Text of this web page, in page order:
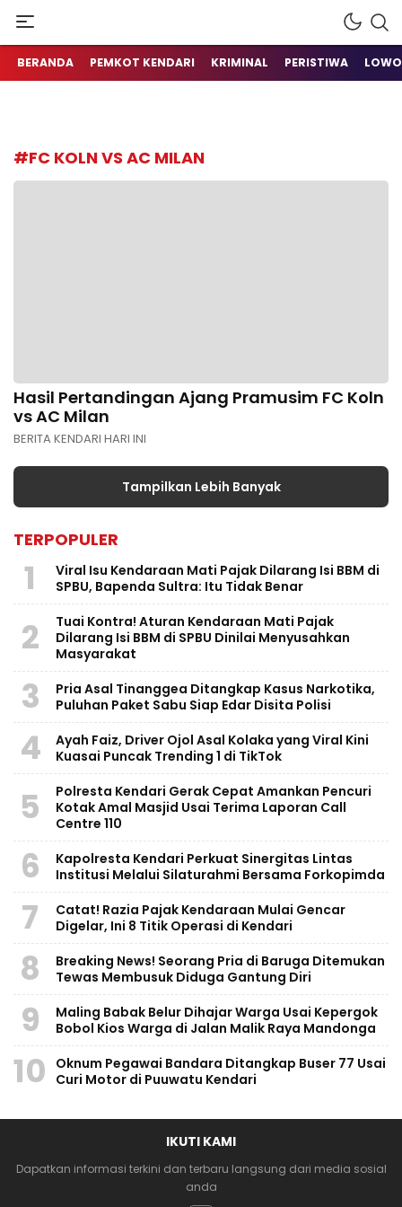
BERANDA PEMKOT KENDARI KRIMINAL PERISTIWA
#FC KOLN VS AC MILAN
Hasil Pertandingan Ajang Pramusim FC Koln
vs AC Milan
BERITA KENDARI HARI INI
Tampilkan Lebih Banyak
TERPOPULER
1
Viral Isu Kendaraan Mati Pajak Dilarang Isi BBM di
SPBU, Bapenda Sultra: Itu Tidak Benar
2
Tuai Kontra! Aturan Kendaraan Mati Pajak
Dilarang Isi BBM di SPBU Dinilai Menyusahkan
Masyarakat
3
Pria Asal Tinanggea Ditangkap Kasus Narkotika,
Puluhan Paket Sabu Siap Edar Disita Polisi
4
Ayah Faiz, Driver Ojol Asal Kolaka yang Viral Kini
Kuasai Puncak Trending 1 di TikTok
5
Polresta Kendari Gerak Cepat Amankan Pencuri
Kotak Amal Masjid Usai Terima Laporan Call
Centre 110
6
Kapolresta Kendari Perkuat Sinergitas Lintas
Institusi Melalui Silaturahmi Bersama Forkopimda
7
Catat! Razia Pajak Kendaraan Mulai Gencar
Digelar, Ini 8 Titik Operasi di Kendari
8
Breaking News! Seorang Pria di Baruga Ditemukan
Tewas Membusuk Diduga Gantung Diri
9
Maling Babak Belur Dihajar Warga Usai Kepergok
Bobol Kios Warga di Jalan Malik Raya Mandonga
10
Oknum Pegawai Bandara Ditangkap Buser 77 Usai
Curi Motor di Puuwatu Kendari
IKUTI KAMI
Dapatkan informasi terkini dan terbaru langsung dari media sosial
anda